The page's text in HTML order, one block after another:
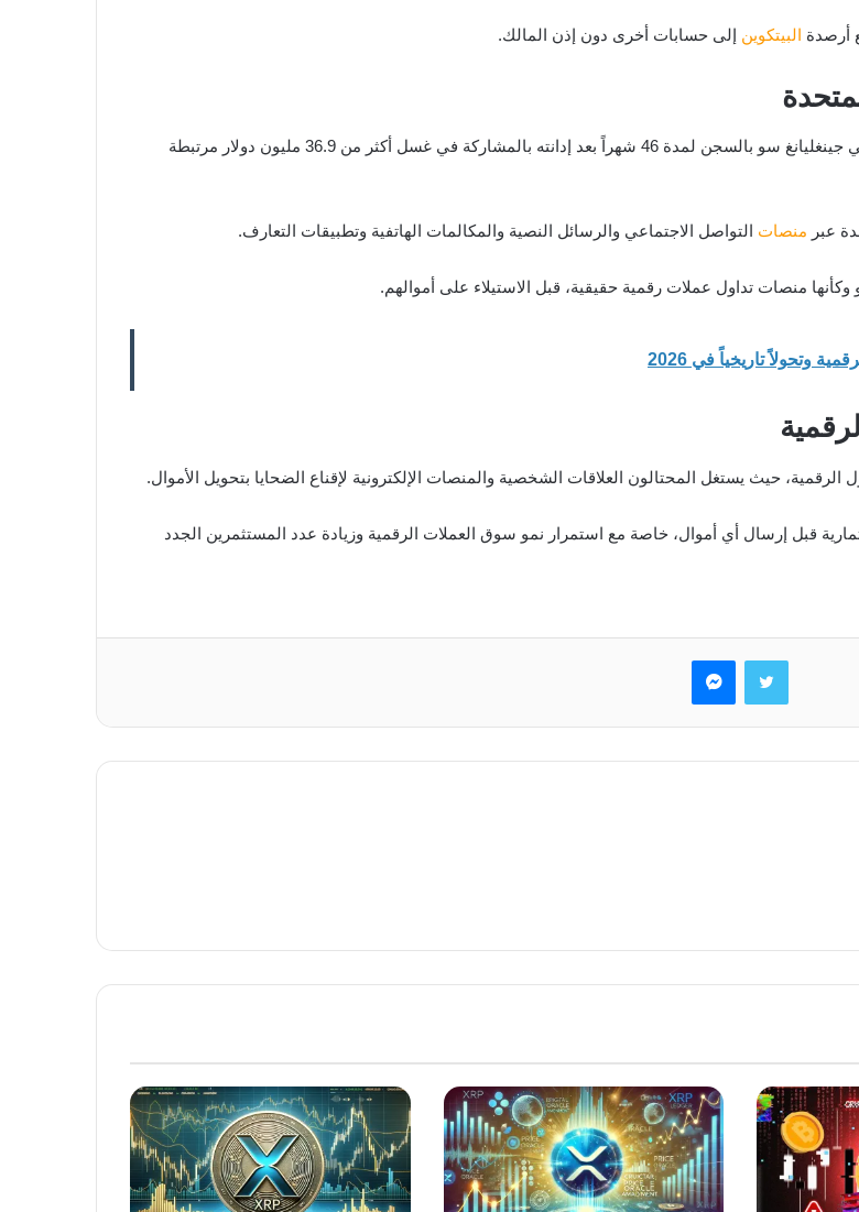
أرصدة البيتكوين إلى حسابات أخرى دون إذن المالك.
وفي تطور منفصل، أعلنت السلطات الأمريكية الحكم على المواطن الصيني جينغليانغ سو بالسجن لمدة 46 شهراً بعد إدانته بالمشاركة في غسل أكثر من 36.9 مليون دولار مرتبطة
منصات التواصل الاجتماعي والرسائل النصية والمكالمات الهاتفية وتطبيقات التعارف.
منصات تداول عملات رقمية حقيقية، قبل الاستيلاء على أموالهم.
حيث يستغل المحتالون العلاقات الشخصية والمنصات الإلكترونية لإقناع الضحايا بتحويل الأموال.
قبل إرسال أي أموال، خاصة مع استمرار نمو سوق العملات الرقمية وزيادة عدد المستثمرين الجدد
تويتر ماسنجر